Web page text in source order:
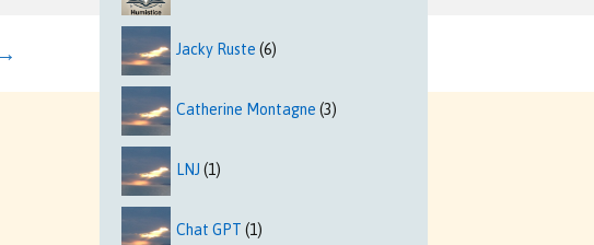
→ Jacky Ruste (6)
Catherine Montagne (3)
LNJ (1)
Chat GPT (1)